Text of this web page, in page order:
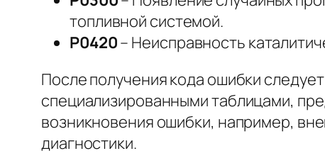
топливной системой.
P0420– Неисправность
После получения кода ошибки
специализированными таблицами,
возникновения ошибки, например,
диагностики.